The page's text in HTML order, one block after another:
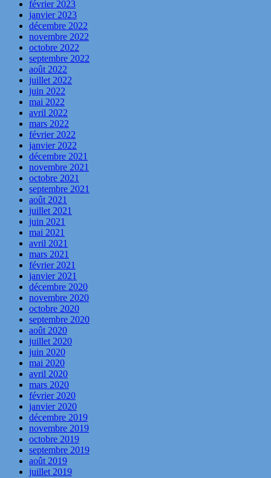
février 2023
janvier 2023
décembre 2022
novembre 2022
octobre 2022
septembre 2022
août 2022
juillet 2022
juin 2022
mai 2022
avril 2022
mars 2022
février 2022
janvier 2022
décembre 2021
novembre 2021
octobre 2021
septembre 2021
août 2021
juillet 2021
juin 2021
mai 2021
avril 2021
mars 2021
février 2021
janvier 2021
décembre 2020
novembre 2020
octobre 2020
septembre 2020
août 2020
juillet 2020
juin 2020
mai 2020
avril 2020
mars 2020
février 2020
janvier 2020
décembre 2019
novembre 2019
octobre 2019
septembre 2019
août 2019
juillet 2019